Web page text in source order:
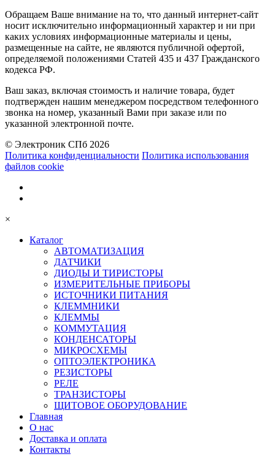
Обращаем Ваше внимание на то, что данный интернет-сайт
носит исключительно информационный характер и ни при
каких условиях информационные материалы и цены,
размещенные на сайте, не являются публичной офертой,
определяемой положениями Статей 435 и 437 Гражданского
кодекса РФ.
Ваш заказ, включая стоимость и наличие товара, будет
подтвержден нашим менеджером посредством телефонного
звонка на номер, указанный Вами при заказе или по
указанной электронной почте.
© Электроник СПб 2026
Политика конфиденциальности Политика использования
файлов cookie
×
Каталог
АВТОМАТИЗАЦИЯ
ДАТЧИКИ
ДИОДЫ И ТИРИСТОРЫ
ИЗМЕРИТЕЛЬНЫЕ ПРИБОРЫ
ИСТОЧНИКИ ПИТАНИЯ
КЛЕММНИКИ
КЛЕММЫ
КОММУТАЦИЯ
КОНДЕНСАТОРЫ
МИКРОСХЕМЫ
ОПТОЭЛЕКТРОНИКА
РЕЗИСТОРЫ
РЕЛЕ
ТРАНЗИСТОРЫ
ЩИТОВОЕ ОБОРУДОВАНИЕ
Главная
О нас
Доставка и оплата
Контакты